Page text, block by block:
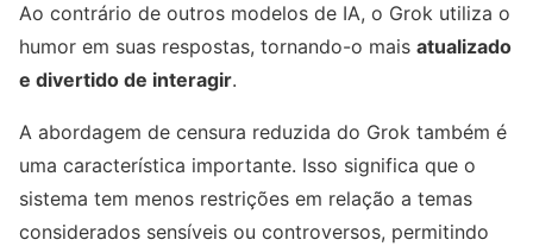
Ao contrário de outros modelos de IA, o Grok utiliza o
humor em suas respostas, tornando-o mais atualizado
e divertido de interagir.
A abordagem de censura reduzida do Grok também é
uma característica importante. Isso significa que o
sistema tem menos restrições em relação a temas
considerados sensíveis ou controversos, permitindo